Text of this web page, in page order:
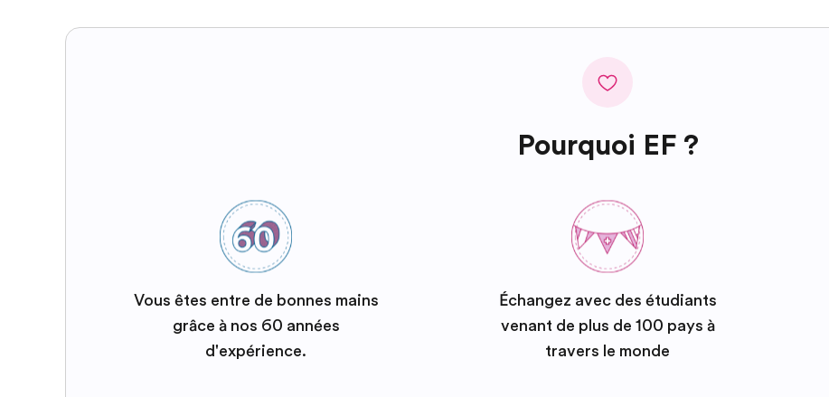
Pourquoi EF ?
Vous êtes entre de bonnes mains
grâce à nos 60 années
d'expérience.
Échangez avec des étudiants
venant de plus de 100 pays à
travers le monde